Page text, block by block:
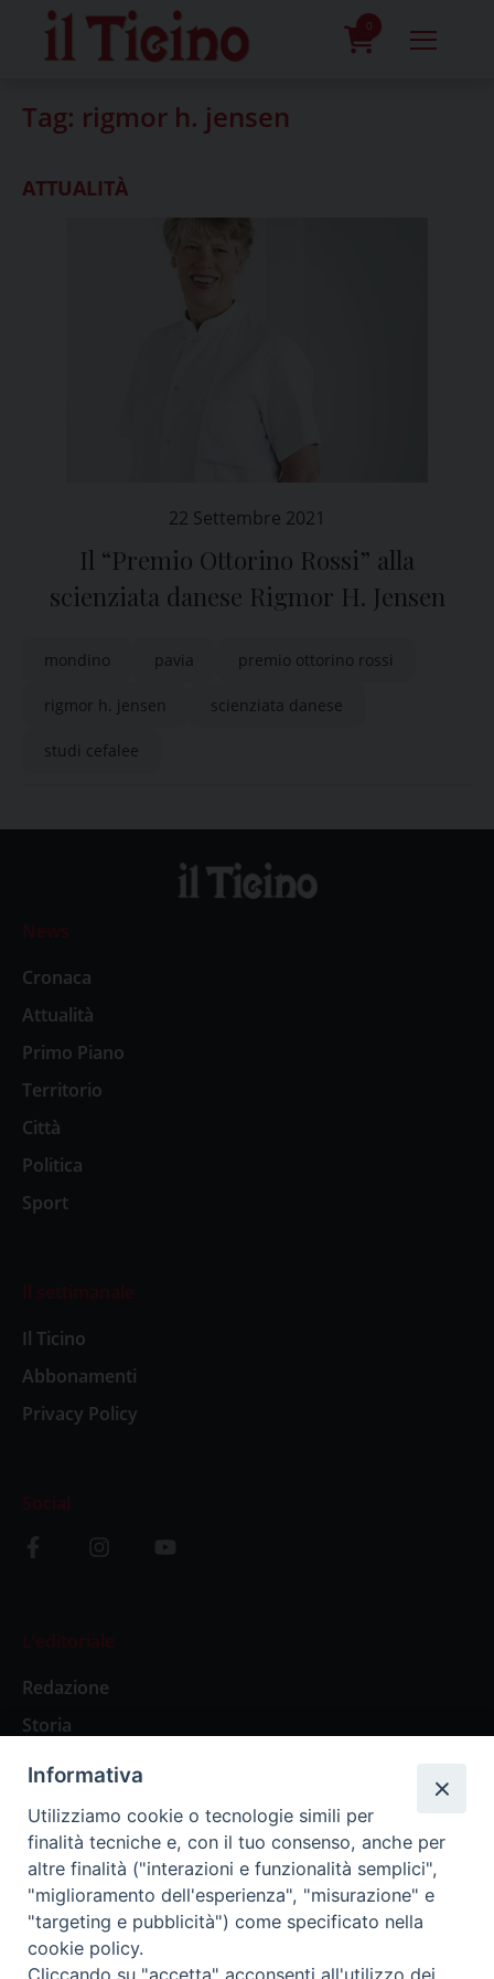
content
0
Tag: rigmor h. jensen
ATTUALITÀ
22 Settembre 2021
Il “Premio Ottorino Rossi” alla
scienziata danese Rigmor H. Jensen
mondino pavia premio ottorino rossi
rigmor h. jensen scienziata danese
studi cefalee
News
Cronaca
Attualità
Primo Piano
Territorio
Città
Politica
Sport
Il settimanale
Il Ticino
Abbonamenti
Privacy Policy
Social
L’editoriale
Redazione
Storia
Abbonamenti
Abbonamento Annuale Digitale
Abbonamento Annuale Cartaceo
Abbonamento Singola Copia Digitale
Informativa
Utilizziamo cookie o tecnologie simili per
finalità tecniche e, con il tuo consenso, anche per
altre finalità ("interazioni e funzionalità semplici",
"miglioramento dell'esperienza", "misurazione" e
"targeting e pubblicità") come specificato nella
cookie policy.